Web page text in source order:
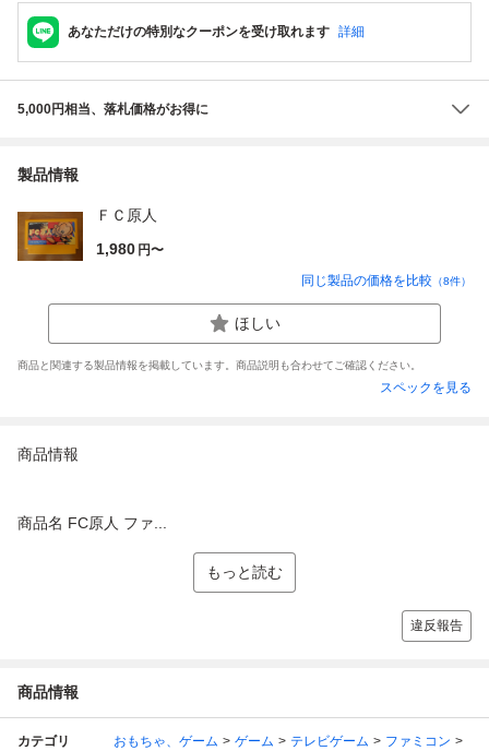
あなただけの特別なクーポンを受け取れます 詳細
5,000円相当、落札価格がお得に
製品情報
ＦＣ原人
1,980 円〜
同じ製品の価格を比較 （8件）
ほしい
商品と関連する製品情報を掲載しています。商品説明も合わせてご確認ください。
スペックを見る
商品情報
商品名 FC原人 ファ...
もっと読む
違反報告
商品情報
カテゴリ おもちゃ、ゲーム ゲーム テレビゲーム
ファミコン